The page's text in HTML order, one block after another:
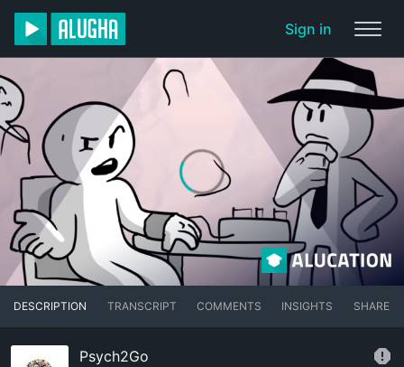
Sign in
DESCRIPTION TRANSCRIPT COMMENTS INSIGHTS SHARE
Psych2Go